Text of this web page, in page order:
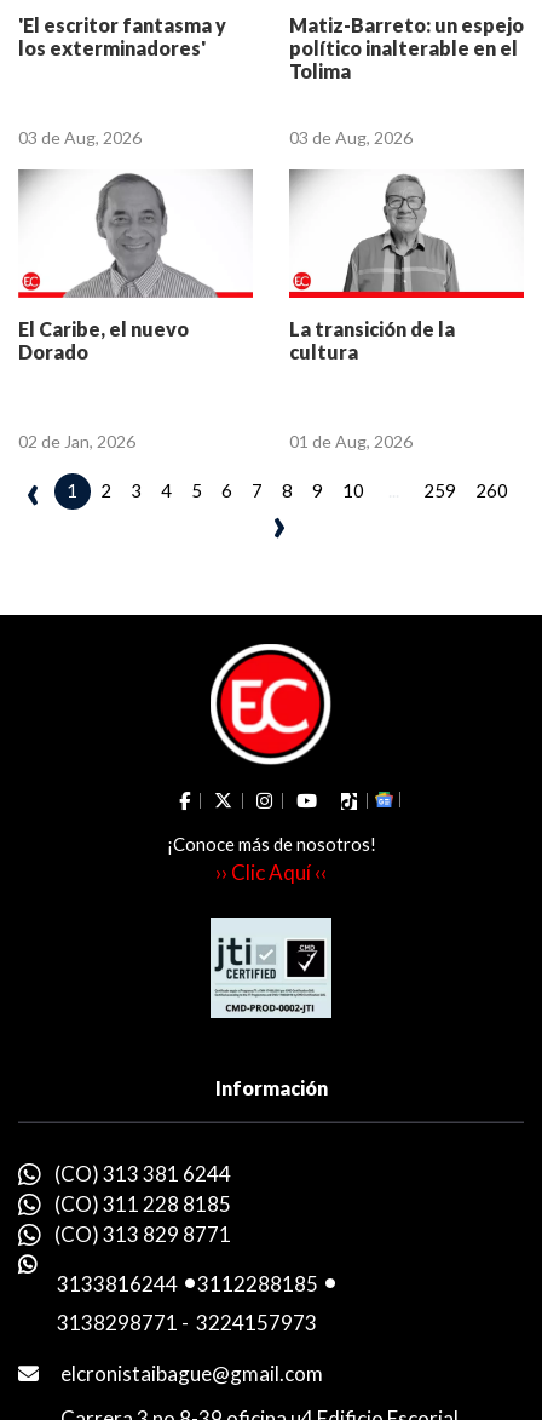
'El escritor fantasma y
los exterminadores'
03 de Aug, 2026
Matiz-Barreto: un espejo
político inalterable en el
Tolima
03 de Aug, 2026
El Caribe, el nuevo
Dorado
02 de Jan, 2026
La transición de la
cultura
01 de Aug, 2026
‹ 1 2 3 4 5 6 7 8 9 10 259 260
›
¡Conoce más de nosotros!
›› Clic Aquí ‹‹
Información
(CO) 313 381 6244
(CO) 311 228 8185
(CO) 313 829 8771
3133816244 -3112288185 -
3138298771 - 3224157973
elcronistaibague@gmail.com